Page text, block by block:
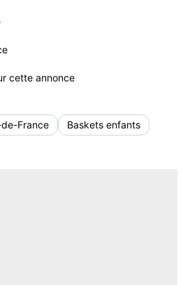
cette annonce
France Baskets enfants